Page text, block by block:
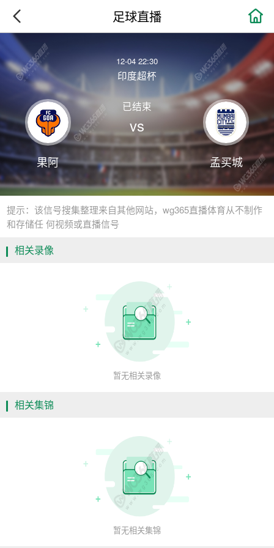
 足球直播
12-04 22:30
印度超杯
果阿
已结束
vs
孟买城
提示：该信号搜集整理来自其他网站，wg365直播体育从不制作
和存储任 何视频或直播信号
相关录像
暂无相关录像
相关集锦
暂无相关集锦